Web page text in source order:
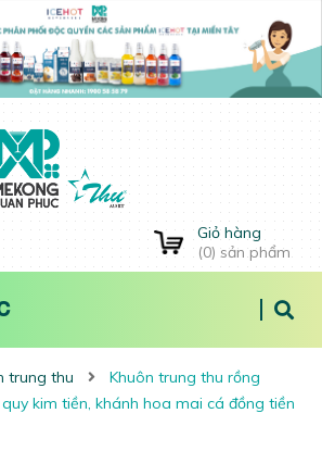
Giỏ hàng
(0) sản phẩm
trung thu
Khuôn trung thu rồng
kim tiền, khánh hoa mai cá đồng tiền